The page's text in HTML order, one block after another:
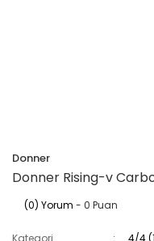
Donner
Donner Rising-v
(0) Yorum - 0 Puan
Kategori
4/4